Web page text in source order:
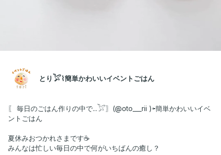
とり𓅯⌇簡単かわいいイベントごはん
〖 毎日のごはん作りの中で...𓅯〗(@oto___rii )⇦簡単かわいいイベ
ントごはん
夏休みおつかれさまです☕️
みんなは忙しい毎日の中で何がいちばんの癒し？